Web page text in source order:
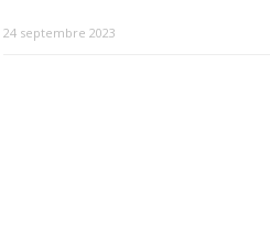
24 septembre 2023